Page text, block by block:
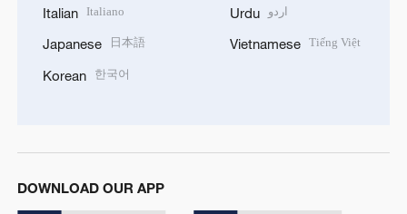
Italian Italiano
Japanese 日本語
Korean 한국어
Urdu اردو
Vietnamese Tiếng Việt
DOWNLOAD OUR APP